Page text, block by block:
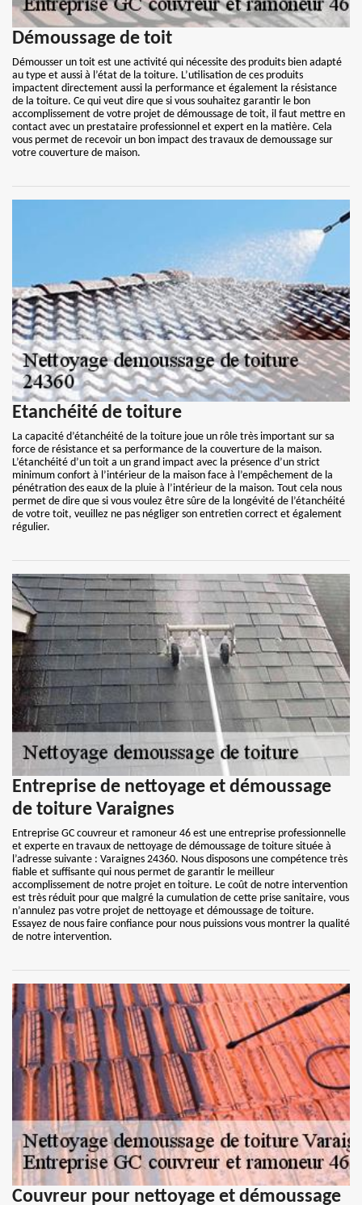
Démoussage de toit
Démousser un toit est une activité qui nécessite des produits bien adapté
au type et aussi à l’état de la toiture. L’utilisation de ces produits
impactent directement aussi la performance et également la résistance
de la toiture. Ce qui veut dire que si vous souhaitez garantir le bon
accomplissement de votre projet de démoussage de toit, il faut mettre en
contact avec un prestataire professionnel et expert en la matière. Cela
vous permet de recevoir un bon impact des travaux de demoussage sur
votre couverture de maison.
Etanchéité de toiture
La capacité d’étanchéité de la toiture joue un rôle très important sur sa
force de résistance et sa performance de la couverture de la maison.
L’étanchéité d’un toit a un grand impact avec la présence d’un strict
minimum confort à l’intérieur de la maison face à l’empêchement de la
pénétration des eaux de la pluie à l’intérieur de la maison. Tout cela nous
permet de dire que si vous voulez être sûre de la longévité de l’étanchéité
de votre toit, veuillez ne pas négliger son entretien correct et également
régulier.
Entreprise de nettoyage et démoussage
de toiture Varaignes
Entreprise GC couvreur et ramoneur 46 est une entreprise professionnelle
et experte en travaux de nettoyage de démoussage de toiture située à
l’adresse suivante : Varaignes 24360. Nous disposons une compétence très
fiable et suffisante qui nous permet de garantir le meilleur
accomplissement de notre projet en toiture. Le coût de notre intervention
est très réduit pour que malgré la cumulation de cette prise sanitaire, vous
n’annulez pas votre projet de nettoyage et démoussage de toiture.
Essayez de nous faire confiance pour nous puissions vous montrer la qualité
de notre intervention.
Couvreur pour nettoyage et démoussage